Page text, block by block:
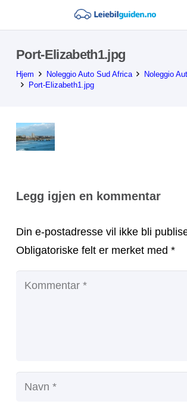
Port-Elizabeth1.jpg
Hjem Noleggio Auto Sud Africa
Noleggio
Port-Elizabeth1.jpg
Legg igjen en kommentar
Din e-postadresse vil ikke bli
Obligatoriske felt er merket med *